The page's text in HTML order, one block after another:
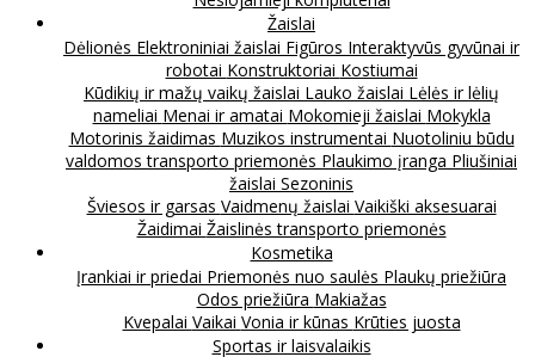
Žaislai
Dėlionės Elektroniniai žaislai Figūros Interaktyvūs gyvūnai ir
robotai Konstruktoriai Kostiumai
Kūdikių ir mažų vaikų žaislai Lauko žaislai Lėlės ir lėlių
nameliai Menai ir amatai Mokomieji žaislai Mokykla
Motorinis žaidimas Muzikos instrumentai Nuotoliniu būdu
valdomos transporto priemonės Plaukimo įranga Pliušiniai
žaislai Sezoninis
Šviesos ir garsas Vaidmenų žaislai Vaikiški aksesuarai
Žaidimai Žaislinės transporto priemonės
Kosmetika
Įrankiai ir priedai Priemonės nuo saulės Plaukų priežiūra
Odos priežiūra Makiažas
Kvepalai Vaikai Vonia ir kūnas Krūties juosta
Sportas ir laisvalaikis